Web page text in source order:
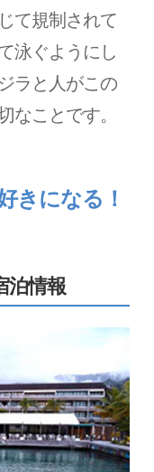
て規制されて
泳ぐようにし
ラと人がこの
なことです。
きになる！
泊情報